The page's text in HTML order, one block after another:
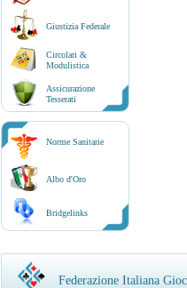
Giustizia Federale
Circolari &
Modulistica
Assicurazione
Tesserati
Norme Sanitarie
Albo d'Oro
Bridgelinks
Federazione Italiana